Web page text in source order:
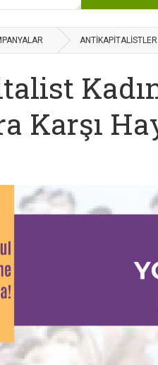
ANTİKAPİTALİSTLER
Karşı